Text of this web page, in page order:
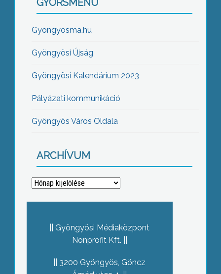
GYORSMENÜ
Gyöngyösma.hu
Gyöngyösi Újság
Gyöngyösi Kalendárium 2023
Pályázati kommunikáció
Gyöngyös Város Oldala
ARCHÍVUM
Archívum
Gyöngyösi Médiaközpont
Nonprofit Kft.
3200 Gyöngyös, Göncz